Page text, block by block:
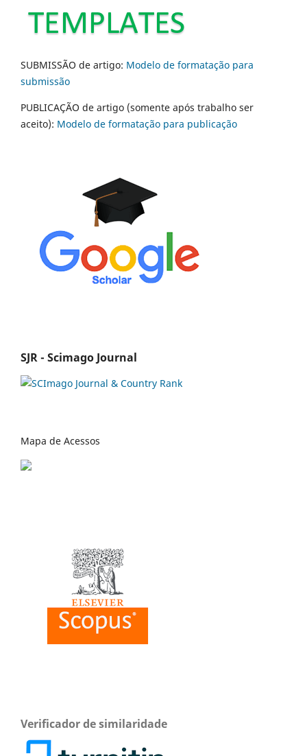
SUBMISSÃO de artigo: Modelo de formatação para
submissão
PUBLICAÇÃO de artigo (somente após trabalho ser
aceito): Modelo de formatação para publicação
SJR - Scimago Journal
Mapa de Acessos
Verificador de similaridade